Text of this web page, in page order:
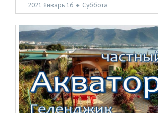
2021 Январь 16 ● Суббота